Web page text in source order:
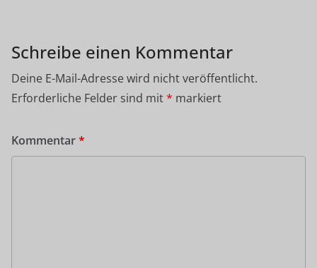
Schreibe einen Kommentar
Deine E-Mail-Adresse wird nicht veröffentlicht.
Erforderliche Felder sind mit* markiert
Kommentar*